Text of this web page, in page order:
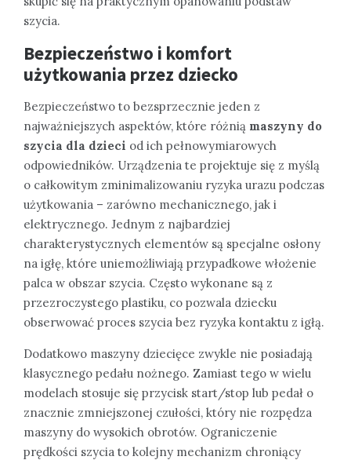
szycia.
Bezpieczeństwo i komfort
użytkowania przez dziecko
Bezpieczeństwo to bezsprzecznie jeden z
najważniejszych aspektów, które różnią maszyny do
szycia dla dzieci od ich pełnowymiarowych
odpowiedników. Urządzenia te projektuje się z myślą
o całkowitym zminimalizowaniu ryzyka urazu podczas
użytkowania – zarówno mechanicznego, jak i
elektrycznego. Jednym z najbardziej
charakterystycznych elementów są specjalne osłony
na igłę, które uniemożliwiają przypadkowe włożenie
palca w obszar szycia. Często wykonane są z
przezroczystego plastiku, co pozwala dziecku
obserwować proces szycia bez ryzyka kontaktu z igłą.
Dodatkowo maszyny dziecięce zwykle nie posiadają
klasycznego pedału nożnego. Zamiast tego w wielu
modelach stosuje się przycisk start/stop lub pedał o
znacznie zmniejszonej czułości, który nie rozpędza
maszyny do wysokich obrotów. Ograniczenie
prędkości szycia to kolejny mechanizm chroniący